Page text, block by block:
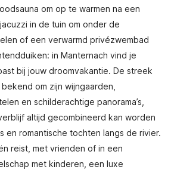
om op te warmen na een
in de tuin om onder de
of een verwarmd privézwembad
in Manternach vind je
bij jouw droomvakantie. De streek
om zijn wijngaarden,
en schilderachtige panorama’s,
altijd gecombineerd kan worden
en romantische tochten langs de rivier.
reist, met vrienden of in een
met kinderen, een luxe